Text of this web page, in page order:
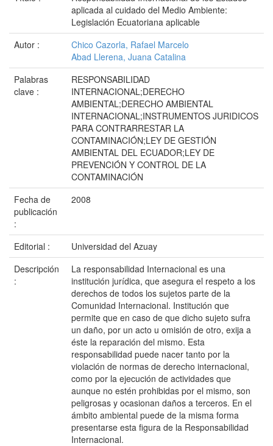
aplicada al cuidado del Medio Ambiente:
Legislación Ecuatoriana aplicable
Autor :
Chico Cazorla, Rafael Marcelo
Abad Llerena, Juana Catalina
Palabras
clave :
RESPONSABILIDAD
INTERNACIONAL;DERECHO
AMBIENTAL;DERECHO AMBIENTAL
INTERNACIONAL;INSTRUMENTOS JURIDICOS
PARA CONTRARRESTAR LA
CONTAMINACIÓN;LEY DE GESTIÓN
AMBIENTAL DEL ECUADOR;LEY DE
PREVENCIÓN Y CONTROL DE LA
CONTAMINACIÓN
Fecha de
publicación
:
2008
Editorial :
Universidad del Azuay
Descripción
:
La responsabilidad Internacional es una
institución jurídica, que asegura el respeto a los
derechos de todos los sujetos parte de la
Comunidad Internacional. Institución que
permite que en caso de que dicho sujeto sufra
un daño, por un acto u omisión de otro, exija a
éste la reparación del mismo. Esta
responsabilidad puede nacer tanto por la
violación de normas de derecho internacional,
como por la ejecución de actividades que
aunque no estén prohibidas por el mismo, son
peligrosas y ocasionan daños a terceros. En el
ámbito ambiental puede de la misma forma
presentarse esta figura de la Responsabilidad
Internacional.